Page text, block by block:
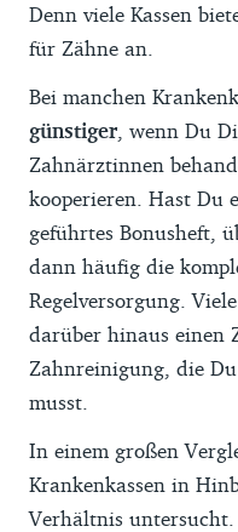
Denn viele Kassen
für Zähne an.
Bei manchen
günstiger , wenn Du
Zahnärztinnen
kooperieren. Hast Du
geführtes Bonusheft,
dann häufig die
Regelversorgung.
darüber hinaus einen
Zahnreinigung, die
musst.
In einem großen
Krankenkassen in
Verhältnis